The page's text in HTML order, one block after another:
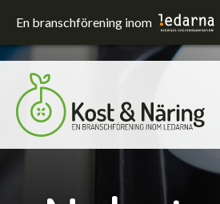
En branschförening inom
Förskola
Hållbarhet